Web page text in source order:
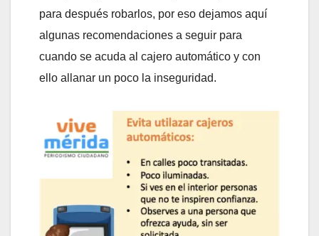
para después robarlos, por eso dejamos aquí
algunas recomendaciones a seguir para
cuando se acuda al cajero automático y con
ello allanar un poco la inseguridad.